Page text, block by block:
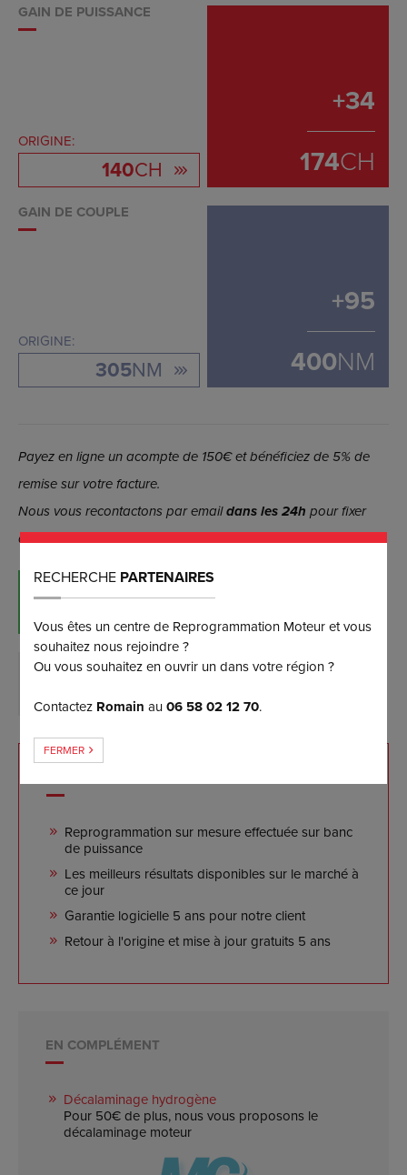
GAIN DE PUISSANCE
ORIGINE:
140CH
+34
174CH
GAIN DE COUPLE
ORIGINE:
305NM
+95
400NM
Payez en ligne un acompte de 150€ et bénéficiez de 5% de
remise sur votre facture.
Nous vous recontactons par emaildans les 24h pour fixer
avec vous un rendez-vous selon vos disponibilités.
RÉSERVER MAINTENANT
Reprogrammation sur mesure effectuée sur banc
de puissance
Les meilleurs résultats disponibles sur le marché à
ce jour
Garantie logicielle 5 ans pour notre client
Retour à l'origine et mise à jour gratuits 5 ans
EN COMPLÉMENT
Décalaminage hydrogène
Pour 50€ de plus, nous vous proposons le
décalaminage moteur
RECHERCHE PARTENAIRES
Vous êtes un centre de Reprogrammation Moteur et vous
souhaitez nous rejoindre ?
Ou vous souhaitez en ouvrir un dans votre région ?
Contactez Romain au06 58 02 12 70.
FERMER